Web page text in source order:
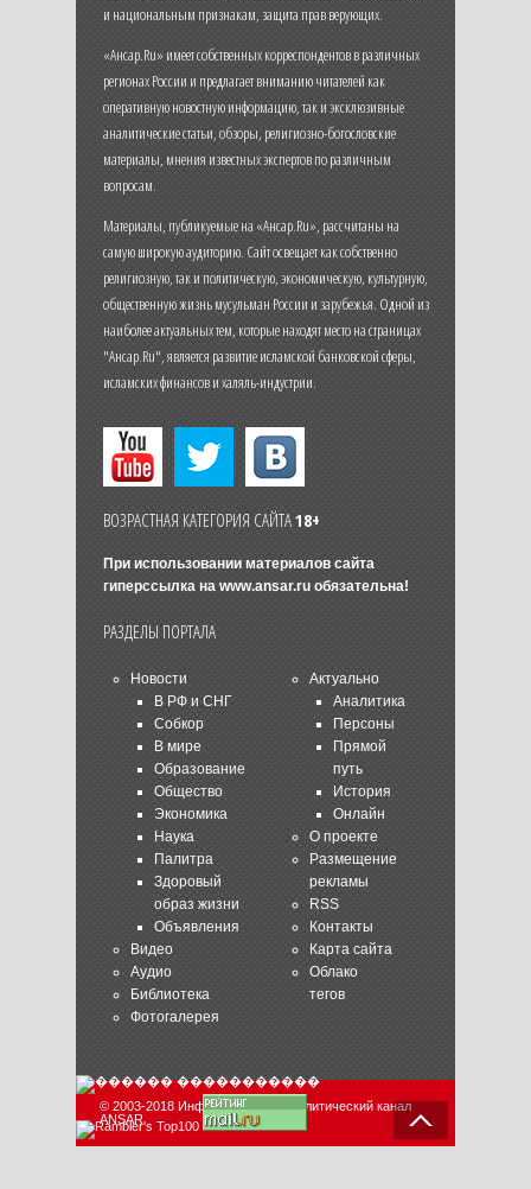
и национальным признакам, защита прав верующих.
«Ансар.Ru» имеет собственных корреспондентов в различных
регионах России и предлагает вниманию читателей как
оперативную новостную информацию, так и эксклюзивные
аналитические статьи, обзоры, религиозно-богословские
материалы, мнения известных экспертов по различным
вопросам.
Материалы, публикуемые на «Ансар.Ru», рассчитаны на
самую широкую аудиторию. Сайт освещает как собственно
религиозную, так и политическую, экономическую, культурную,
общественную жизнь мусульман России и зарубежья. Одной из
наиболее актуальных тем, которые находят место на страницах
"Ансар.Ru", является развитие исламской банковской сферы,
исламских финансов и халяль-индустрии.
ВОЗРАСТНАЯ КАТЕГОРИЯ САЙТА18+
При использовании материалов сайта
гиперссылка на www.ansar.ruобязательна!
РАЗДЕЛЫ ПОРТАЛА
Новости
В РФ и СНГ
Собкор
В мире
Образование
Общество
Экономика
Наука
Палитра
Здоровый
образ жизни
Объявления
Видео
Аудио
Библиотека
Фотогалерея
Актуально
Аналитика
Персоны
Прямой
путь
История
Онлайн
О проекте
Размещение
рекламы
RSS
Контакты
Карта сайта
Облако
тегов
© 2003-2018 Информационно-аналитический канал
ANSAR